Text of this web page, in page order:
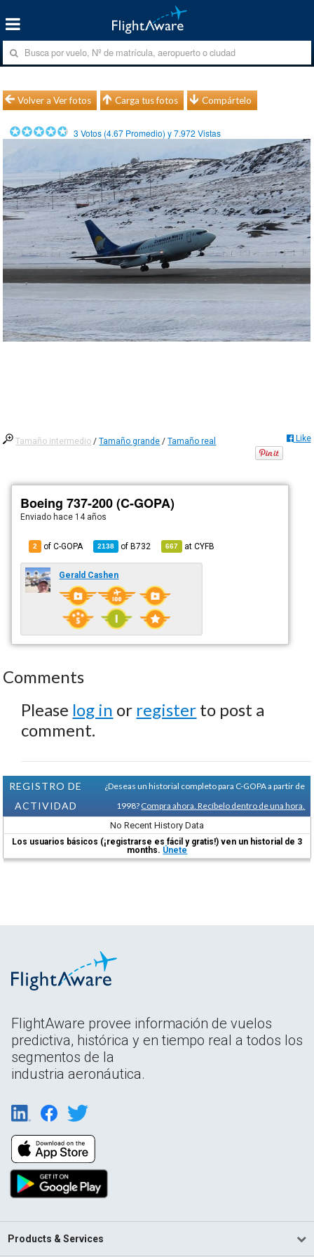
Volver a Ver fotos Carga tus fotos Compártelo
3 Votos (4.67 Promedio) y7.972 Vistas
Tamaño intermedio /Tamaño grande /Tamaño real Like
Boeing 737-200 (C-GOPA)
Enviado hace 14 años
2 of C-GOPA 2138 ofB732 667 atCYFB
Gerald Cashen
Comments
Please log in or register to post a
comment.
REGISTRO DE
ACTIVIDAD
¿Deseas un historial completo para C-GOPA a partir de
1998? Compra ahora. Recíbelo dentro de una hora.
No Recent History Data
Los usuarios básicos (¡registrarse es fácil y gratis!) ven un historial de 3
months. Únete
FlightAware provee información de vuelos
predictiva, histórica y en tiempo real a todos los
segmentos de la
industria aeronáutica.
Products & Services